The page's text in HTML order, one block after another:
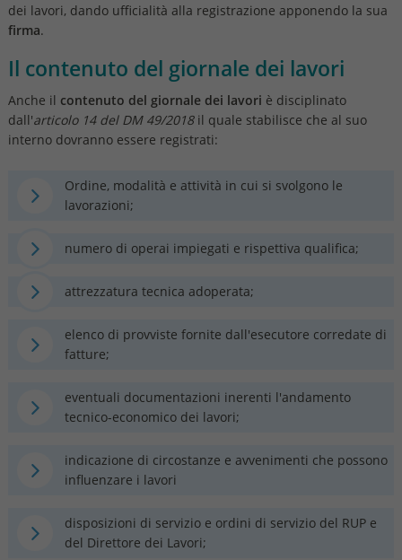
dei lavori, dando ufficialità alla registrazione apponendo la sua
firma.
Il contenuto del giornale dei lavori
Anche il contenuto del giornale dei lavori è disciplinato
dall'articolo 14 del DM 49/2018il quale stabilisce che al suo
interno dovranno essere registrati:
Ordine, modalità e attività in cui si svolgono le
lavorazioni;
numero di operai impiegati e rispettiva qualifica;
attrezzatura tecnica adoperata;
elenco di provviste fornite dall'esecutore corredate di
fatture;
eventuali documentazioni inerenti l'andamento
tecnico-economico dei lavori;
indicazione di circostanze e avvenimenti che possono
influenzare i lavori
disposizioni di servizio e ordini di servizio del RUP e
del Direttore dei Lavori;